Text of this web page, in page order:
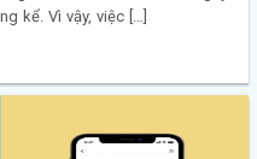
kể. Vì vậy, việc […]